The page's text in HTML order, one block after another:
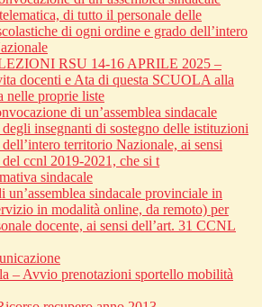
di tutto il personale delle
di ogni ordine e grado dell’intero
RSU 14-16 APRILE 2025 –
docenti e Ata di questa SCUOLA alla
nelle proprie liste
di un’assemblea sindacale
insegnanti di sostegno delle istituzioni
dell’intero territorio Nazionale, ai sensi
del ccnl 2019-2021, che si t
sindacale
un’assemblea sindacale provinciale in
in modalità online, da remoto) per
docente, ai sensi dell’art. 31 CCNL
– Avvio prenotazioni sportello mobilità